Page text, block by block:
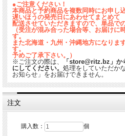
●ご注意ください！
本商品と予約商品を複数同時にお申し
遅いほうの発売日にあわせてまとめて
配送させていただきますので、単品で
（受注が混み合った場合等、お届けに
す。
また北海道・九州・沖縄地方になりま
す。
予めご了承下さい。）
※ご注文の際は、
「store@ritz.bz」
にしてください。 処理をしていただか
お知らせ」をお届けできません。
注文
購入数： 個